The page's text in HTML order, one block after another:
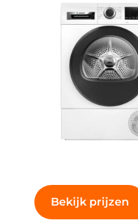
en de droger
was. Met 9
je tot € 200,-
Bekijk prijzen